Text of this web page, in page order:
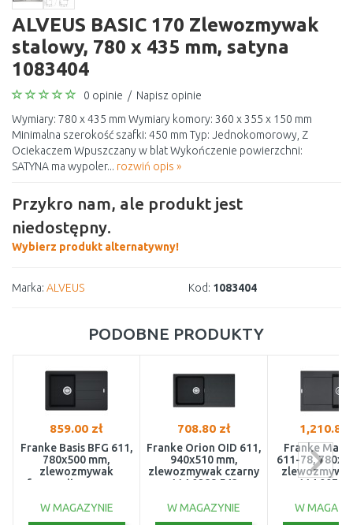
ALVEUS BASIC 170 Zlewozmywak
stalowy, 780 x 435 mm, satyna
1083404
0 opinie / Napisz opinie
Wymiary: 780 x 435 mm Wymiary komory: 360 x 355 x 150 mm
Minimalna szerokość szafki: 450 mm Typ: Jednokomorowy, Z
Ociekaczem Wpuszczany w blat Wykończenie powierzchni:
SATYNA ma wypoler... rozwiń opis »
Przykro nam, ale produkt jest
niedostępny.
Wybierz produkt alternatywny!
Marka: ALVEUS Kod: 1083404
PODOBNE PRODUKTY
859.00 zł
Franke Basis BFG 611,
780x500 mm,
zlewozmywak
fragranitowy, onyx
W MAGAZYNIE
708.80 zł
Franke Orion OID 611,
940x510 mm,
zlewozmywak czarny
114.0288.543
W MAGAZYNIE
1,210.81
Franke Maris
611-78,
W